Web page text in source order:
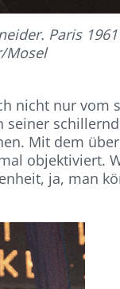
Paris 1961
Mosel
nicht nur vom
Mit dem
objektiviert.
ja, man